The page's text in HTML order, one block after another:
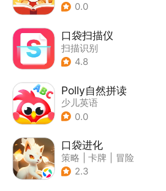
0.0
口袋扫描仪
扫描识别
4.8
Polly自然拼读
少儿英语
0.0
口袋进化
策略 卡牌
冒险
| 精灵宝可梦
2.3